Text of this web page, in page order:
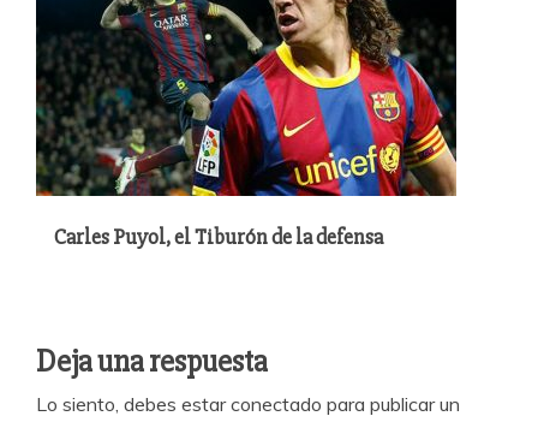
Carles Puyol, el Tiburón de la defensa
Deja una respuesta
Lo siento, debes estarconectado para publicar un